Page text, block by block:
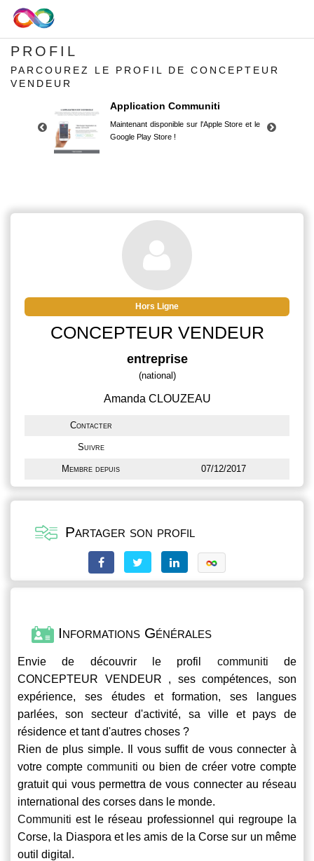
PROFIL
PARCOUREZ LE PROFIL DE CONCEPTEUR
VENDEUR
Application Communiti
Maintenant disponible sur l'Apple Store et le
Google Play Store !
Google Play Store !
Hors Ligne
CONCEPTEUR VENDEUR
entreprise
(national)
Amanda CLOUZEAU
Contacter
Suivre
Membre depuis 07/12/2017
Partager son profil
Informations Générales
Envie de découvrir le profil communiti de
CONCEPTEUR VENDEUR , ses compétences, son
expérience, ses études et formation, ses langues
parlées, son secteur d'activité, sa ville et pays de
résidence et tant d'autres choses ?
Rien de plus simple. Il vous suffit de vous connecter à
votre compte communiti ou bien de créer votre compte
gratuit qui vous permettra de vous connecter au réseau
international des corses dans le monde.
Communiti est le réseau professionnel qui regroupe la
Corse, la Diaspora et les amis de la Corse sur un même
outil digital.